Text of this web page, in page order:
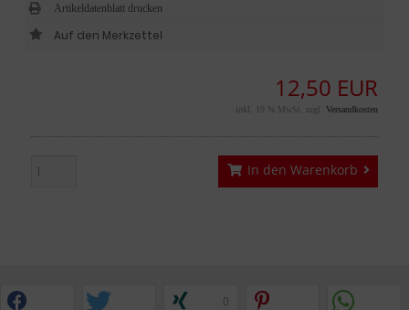
12,50 EUR
inkl. 19 % MwSt. zzgl. Versandkosten
In den Warenkorb
Artikeldatenblatt drucken
0